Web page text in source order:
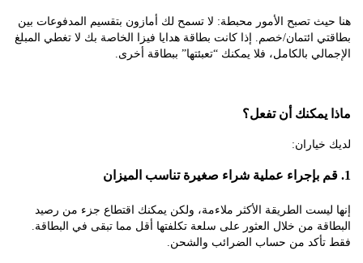
تصبح الأمور محبطة: لا تسمح لك أمازون بتقسيم المدفوعات بين
ائتمان/خصم. إذا كانت بطاقة هدايا فيزا الخاصة بك لا تغطي المبلغ
بالكامل، فلا يمكنك “تعبئتها” ببطاقة أخرى.
أن تفعل؟
الطريقة الأكثر ملاءمة، ولكن يمكنك اقتطاع جزء من رصيد
من خلال العثور على سلعة تكلفتها أقل مما تبقى في البطاقة.
من حساب الضرائب والشحن.